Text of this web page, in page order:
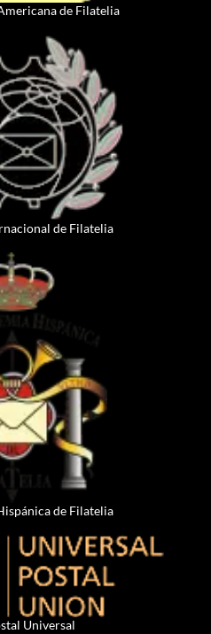
de Filatelia
de Filatelia
de Filatelia
Universal